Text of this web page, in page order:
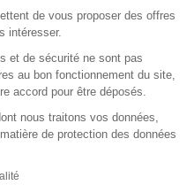
de vous proposer des offres
intéresser.
et de sécurité ne sont pas
au bon fonctionnement du site,
accord pour être déposés.
nous traitons vos données,
de protection des données